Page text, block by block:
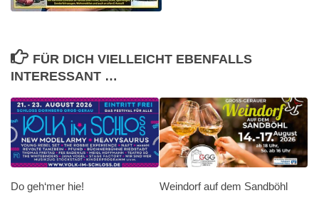
FÜR DICH VIELLEICHT EBENFALLS
INTERESSANT …
Do geh‘mer hie! Weindorf auf dem Sandböhl